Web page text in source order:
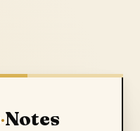
·Notes